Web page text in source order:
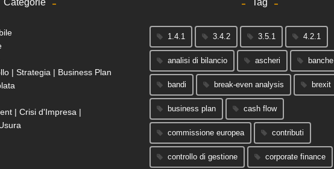
Categorie
| Strategia | Business Plan
| Crisi d'Impresa |
Tag
1.4.1 3.4.2 3.5.1 4.2.1
analisi di bilancio ascheri banche
bandi break-even analysis brexit
business plan cash flow
commissione europea contributi
controllo di gestione corporate finance